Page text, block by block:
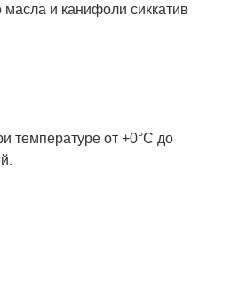
и канифоли сиккатив
температуре от +0°С до